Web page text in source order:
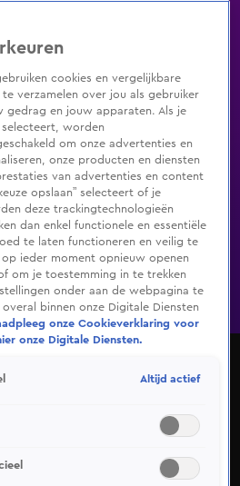
Zenders Genres
inlogShop
Programma's De Bondgenoten
Shop
stapt in het
stapt in het
cookies en vergelijkbare
verzamelen over jou als gebruiker
gedrag en jouw apparaten. Als je
selecteert, worden
om onze advertenties en
onze producten en diensten
van advertenties en content
opslaan” selecteert of je
deze trackingtechnologieën
dan enkel functionele en essentiële
te laten functioneren en veilig te
ieder moment opnieuw openen
om je toestemming in te trekken
onder aan de webpagina te
overal binnen onze Digitale Diensten
onze Cookieverklaring voor
onze Digitale Diensten.
Altijd actief